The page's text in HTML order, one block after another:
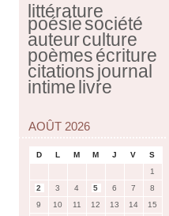
littérature
poésiesociété
auteurculture
poèmesécriture
citationsjournal
intimelivre
AOÛT 2026
D L M M J V
S
1
2
3 4 5 6 7
8
9
10 11 12 13 14
15